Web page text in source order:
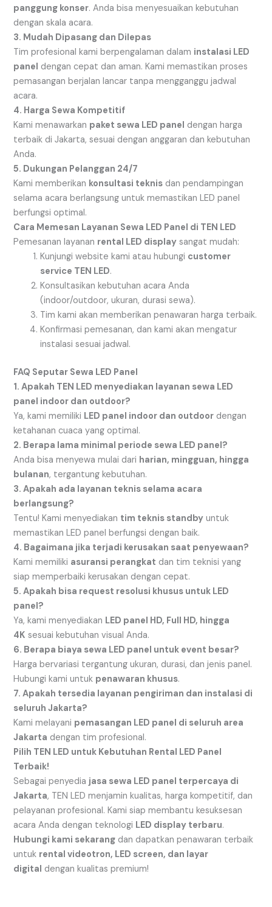
panggung konser. Anda bisa menyesuaikan kebutuhan
dengan skala acara.
3. Mudah Dipasang dan Dilepas
Tim profesional kami berpengalaman dalam instalasi LED
panel dengan cepat dan aman. Kami memastikan proses
pemasangan berjalan lancar tanpa mengganggu jadwal
acara.
4. Harga Sewa Kompetitif
Kami menawarkan paket sewa LED panel dengan harga
terbaik di Jakarta, sesuai dengan anggaran dan kebutuhan
Anda.
5. Dukungan Pelanggan 24/7
Kami memberikan konsultasi teknis dan pendampingan
selama acara berlangsung untuk memastikan LED panel
berfungsi optimal.
Cara Memesan Layanan Sewa LED Panel di TEN LED
Pemesanan layanan rental LED display sangat mudah:
Kunjungi website kami atau hubungi customer
service TEN LED.
Konsultasikan kebutuhan acara Anda
(indoor/outdoor, ukuran, durasi sewa).
Tim kami akan memberikan penawaran harga terbaik.
Konfirmasi pemesanan, dan kami akan mengatur
instalasi sesuai jadwal.
FAQ Seputar Sewa LED Panel
1. Apakah TEN LED menyediakan layanan sewa LED
panel indoor dan outdoor?
Ya, kami memiliki LED panel indoor dan outdoor dengan
ketahanan cuaca yang optimal.
2. Berapa lama minimal periode sewa LED panel?
Anda bisa menyewa mulai dari harian, mingguan, hingga
bulanan, tergantung kebutuhan.
3. Apakah ada layanan teknis selama acara
berlangsung?
Tentu! Kami menyediakan tim teknis standby untuk
memastikan LED panel berfungsi dengan baik.
4. Bagaimana jika terjadi kerusakan saat penyewaan?
Kami memiliki asuransi perangkat dan tim teknisi yang
siap memperbaiki kerusakan dengan cepat.
5. Apakah bisa request resolusi khusus untuk LED
panel?
Ya, kami menyediakan LED panel HD, Full HD, hingga
4K sesuai kebutuhan visual Anda.
6. Berapa biaya sewa LED panel untuk event besar?
Harga bervariasi tergantung ukuran, durasi, dan jenis panel.
Hubungi kami untuk penawaran khusus.
7. Apakah tersedia layanan pengiriman dan instalasi di
seluruh Jakarta?
Kami melayani pemasangan LED panel di seluruh area
Jakarta dengan tim profesional.
Pilih TEN LED untuk Kebutuhan Rental LED Panel
Terbaik!
Sebagai penyedia jasa sewa LED panel terpercaya di
Jakarta, TEN LED menjamin kualitas, harga kompetitif, dan
pelayanan profesional. Kami siap membantu kesuksesan
acara Anda dengan teknologi LED display terbaru.
Hubungi kami sekarang dan dapatkan penawaran terbaik
untuk rental videotron, LED screen, dan layar
digital dengan kualitas premium!